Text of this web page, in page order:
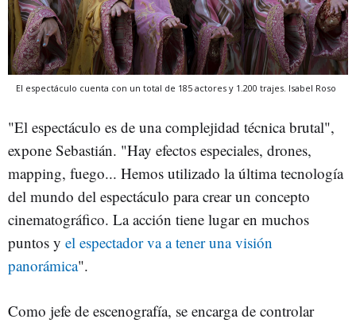
El espectáculo cuenta con un total de 185 actores y 1.200 trajes. Isabel Roso
"El espectáculo es de una complejidad técnica brutal",
expone Sebastián. "Hay efectos especiales, drones,
mapping, fuego... Hemos utilizado la última tecnología
del mundo del espectáculo para crear un concepto
cinematográfico. La acción tiene lugar en muchos
puntos y el espectador va a tener una visión
panorámica".
Como jefe de escenografía, se encarga de controlar